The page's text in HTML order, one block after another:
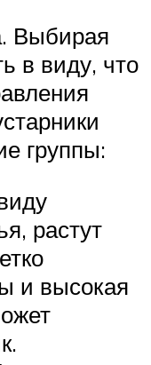
Выбирая
в виду, что
группы:
растут
и высокая